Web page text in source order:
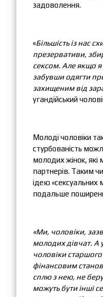
задоволення.
«Більшість із нас
презервативи,
сексом. Але якщо я
забувши одягти
захищеним від
угандійський
Молоді чоловіки
стурбованість
молодих жінок, які
партнерів. Таким
ідею «сексуальних
подальше
«Ми, чоловіки,
молодих дівчат. А
чоловіки старшого
фінансовим
сплю з нею, не
можуть бути інші